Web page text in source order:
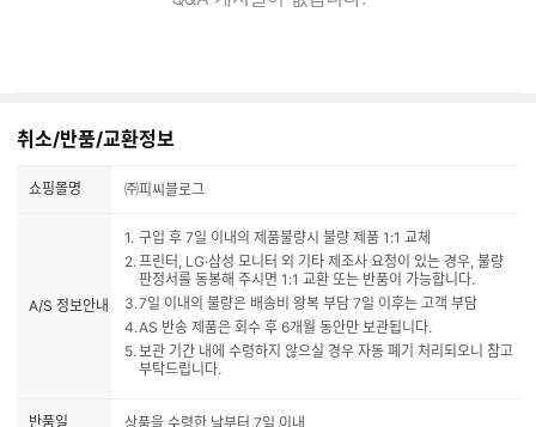
취소/반품/교환정보
쇼핑몰명 ㈜피씨블로그
A/S 정보안내
구입 후 7일 이내의 제품불량시 불량 제품 1:1 교체
프린터, LG·삼성 모니터 외 기타 제조사 요청이 있는 경우, 불량
판정서를 동봉해 주시면 1:1 교환 또는 반품이 가능합니다.
7일 이내의 불량은 배송비 왕복 부담 7일 이후는 고객 부담
AS 반송 제품은 회수 후 6개월 동안만 보관됩니다.
보관 기간 내에 수령하지 않으실 경우 자동 폐기 처리되오니 참고
부탁드립니다.
반품일 상품을 수령한 날부터 7일 이내